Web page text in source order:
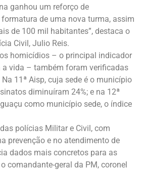
ganhou um reforço de
de uma nova turma, assim
de 100 mil habitantes”, destaca o
Civil, Julio Reis.
homicídios – o principal indicador
a vida – também foram verificadas
11ª Aisp, cuja sede é o município
diminuíram 24%; e na 12ª
como município sede, o índice
polícias Militar e Civil, com
prevenção e no atendimento de
dados mais concretos para as
comandante-geral da PM, coronel